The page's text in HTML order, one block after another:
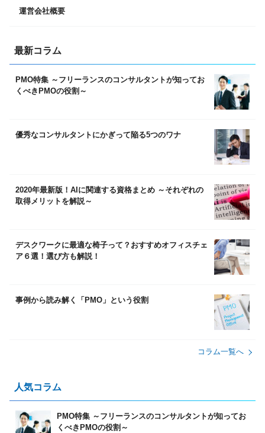
運営会社概要
最新コラム
PMO特集 ～フリーランスのコンサルタントが知ってお
くべきPMOの役割～
優秀なコンサルタントにかぎって陥る5つのワナ
2020年最新版！AIに関連する資格まとめ ～それぞれの
取得メリットを解説～
デスクワークに最適な椅子って？おすすめオフィスチェ
ア６選！選び方も解説！
事例から読み解く「PMO」という役割
コラム⼀覧へ
⼈気コラム
PMO特集 ～フリーランスのコンサルタントが知ってお
くべきPMOの役割～